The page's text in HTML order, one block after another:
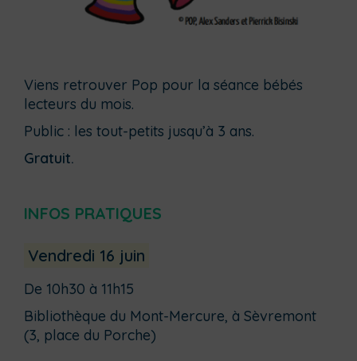
Viens retrouver Pop pour la séance bébés
lecteurs du mois.
Public : les tout-petits jusqu’à 3 ans.
Gratuit.
INFOS PRATIQUES
Vendredi 16 juin
De 10h30 à 11h15
Bibliothèque du Mont-Mercure, à Sèvremont
(3, place du Porche)